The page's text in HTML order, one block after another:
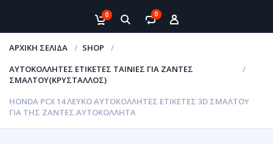
0 0
ΑΡΧΙΚΉ ΣΕΛΊΔΑ
SHOP
ΑΥΤΟΚΌΛΛΗΤΕΣ ΕΤΙΚΈΤΕΣ ΤΑΙΝΊΕΣ ΓΙΑ ΖΆΝΤΕΣ
ΣΜΆΛΤΟΥ(ΚΡΎΣΤΑΛΛΟΣ)
HONDA PCX 14 ΛΕΥΚΟ ΑΥΤΟΚΌΛΛΗΤΕΣ ΕΤΙΚΈΤΕΣ 3D ΣΜΆΛΤΟΥ
ΓΙΑ ΤΗΣ ΖΆΝΤΕΣ.ΑΥΤΟΚΌΛΛΗΤΑ